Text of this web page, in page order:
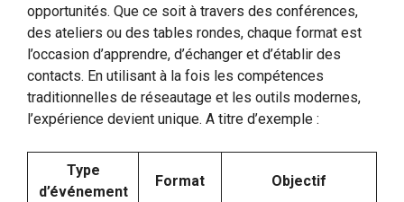
opportunités. Que ce soit à travers des conférences,
des ateliers ou des tables rondes, chaque format est
l’occasion d’apprendre, d’échanger et d’établir des
contacts. En utilisant à la fois les compétences
traditionnelles de réseautage et les outils modernes,
l’expérience devient unique. A titre d’exemple :
Type
d’événement
Format Objectif